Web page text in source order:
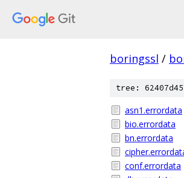
boringssl /
tree:
asn1.errordata
bio.errordata
bn.errordata
conf.errordata